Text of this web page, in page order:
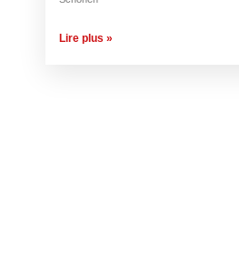
Lire plus »